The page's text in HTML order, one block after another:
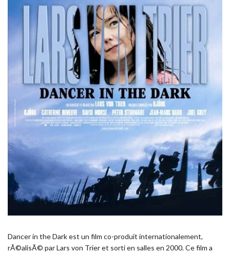
Dancer in the Dark est un film co-produit internationalement,
rÃ©alisÃ© par Lars von Trier et sorti en salles en 2000. Ce film a